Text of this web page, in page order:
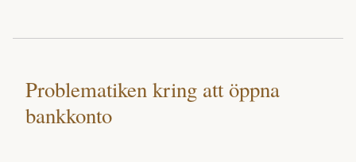
Problematiken kring att öppna
bankkonto